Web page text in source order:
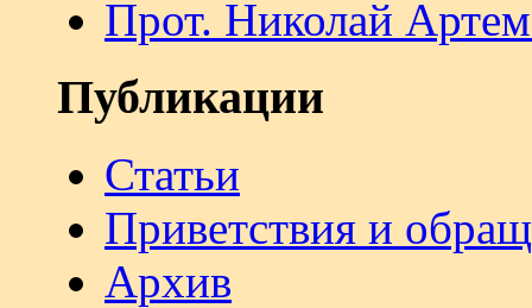
Прот. Николай
Публикации
Статьи
Приветствия и
Архив